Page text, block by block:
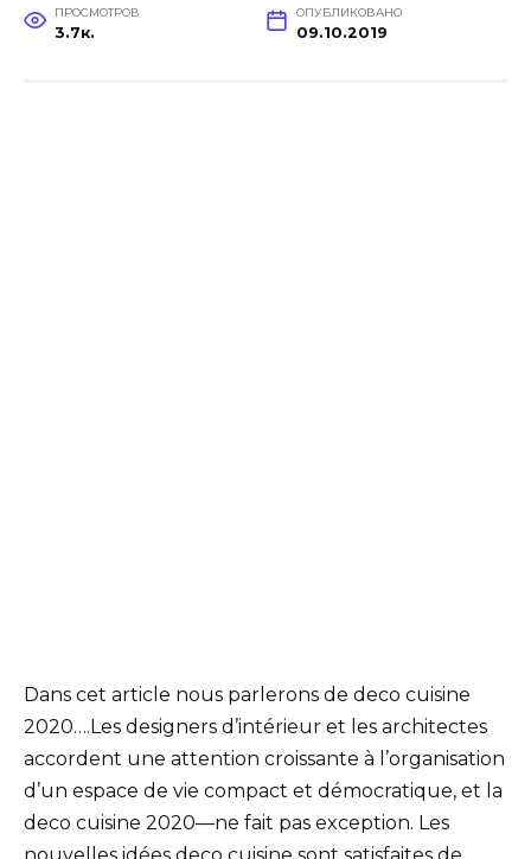
ПРОСМОТРОВ
3.7к.
ОПУБЛИКОВАНО
09.10.2019
Dans cet article nous parlerons de deco cuisine
2020….Les designers d’intérieur et les architectes
accordent une attention croissante à l’organisation
d’un espace de vie compact et démocratique, et la
deco cuisine 2020—ne fait pas exception. Les